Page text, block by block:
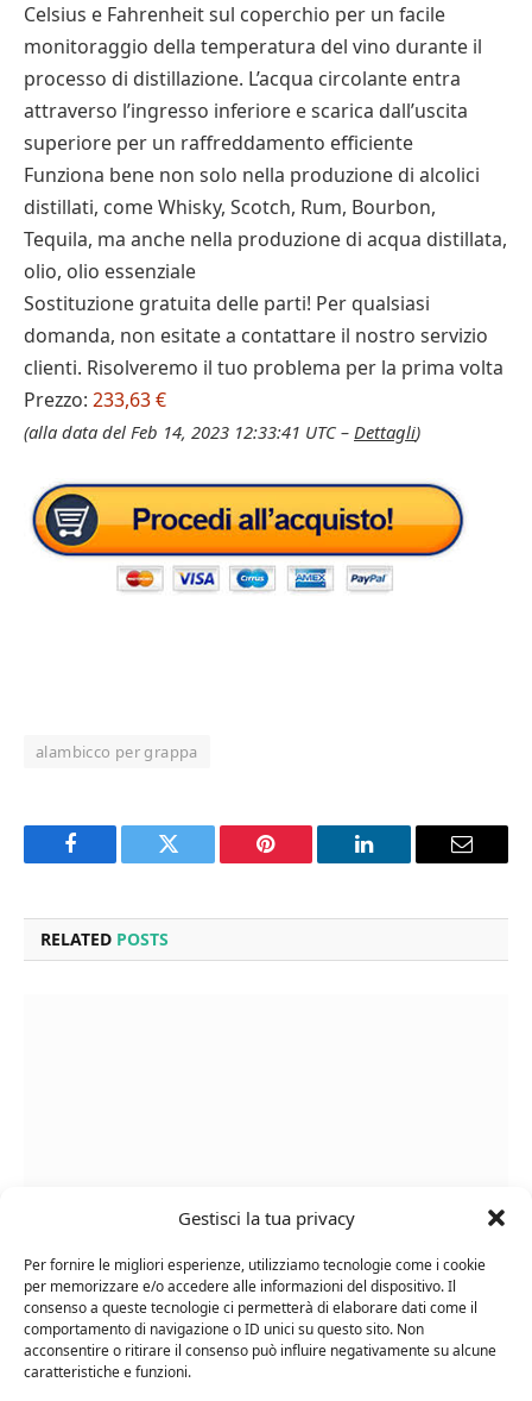
Gestisci la tua privacy
Per fornire le migliori esperienze, utilizziamo tecnologie come i cookie
per memorizzare e/o accedere alle informazioni del dispositivo. Il
consenso a queste tecnologie ci permetterà di elaborare dati come il
comportamento di navigazione o ID unici su questo sito. Non
acconsentire o ritirare il consenso può influire negativamente su alcune
caratteristiche e funzioni.
Celsius e Fahrenheit sul coperchio per un facile
monitoraggio della temperatura del vino durante il
processo di distillazione. L’acqua circolante entra
attraverso l’ingresso inferiore e scarica dall’uscita
superiore per un raffreddamento efficiente
Funziona bene non solo nella produzione di alcolici
distillati, come Whisky, Scotch, Rum, Bourbon,
Tequila, ma anche nella produzione di acqua distillata,
olio, olio essenziale
Sostituzione gratuita delle parti! Per qualsiasi
domanda, non esitate a contattare il nostro servizio
clienti. Risolveremo il tuo problema per la prima volta
Prezzo: 233,63 €
(alla data del Feb 14, 2023 12:33:41 UTC – Dettagli)
alambicco per grappa
Facebook Twitter Pinterest LinkedIn Email
RELATED POSTS
Cipriani Arrigo, Vino Rosso Veneto IGT 2015,
Bottiglia Numerata, Produzione Limitata, 750 Ml